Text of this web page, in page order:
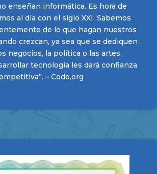
enseñan informática. Es hora de
al día con el siglo XXI. Sabemos
de lo que hagan nuestros
crezcan, ya sea que se dediquen
negocios, la política o las artes,
tecnología les dará confianza
– Code.org